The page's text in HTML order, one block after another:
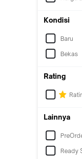
Kondisi
Baru
Bekas
Rating
Lainnya
Ready